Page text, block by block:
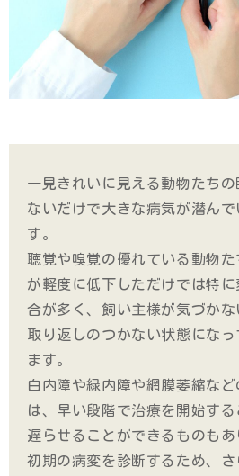
一見きれいに見える動物たち
ないだけで大きな病気が潜ん
す。
聴覚や嗅覚の優れている動物
が軽度に低下しただけでは特
合が多く、飼い主様が気づか
取り返しのつかない状態にな
ます。
白内障や緑内障や網膜萎縮な
は、早い段階で治療を開始す
遅らせることができるものもあ
初期の病変を診断するため、